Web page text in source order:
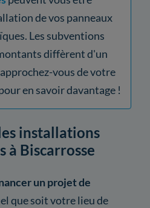
de vos panneaux
Les subventions
diffèrent d'un
vous de votre
en savoir davantage !
installations
à Biscarrosse
un projet de
que soit votre lieu de